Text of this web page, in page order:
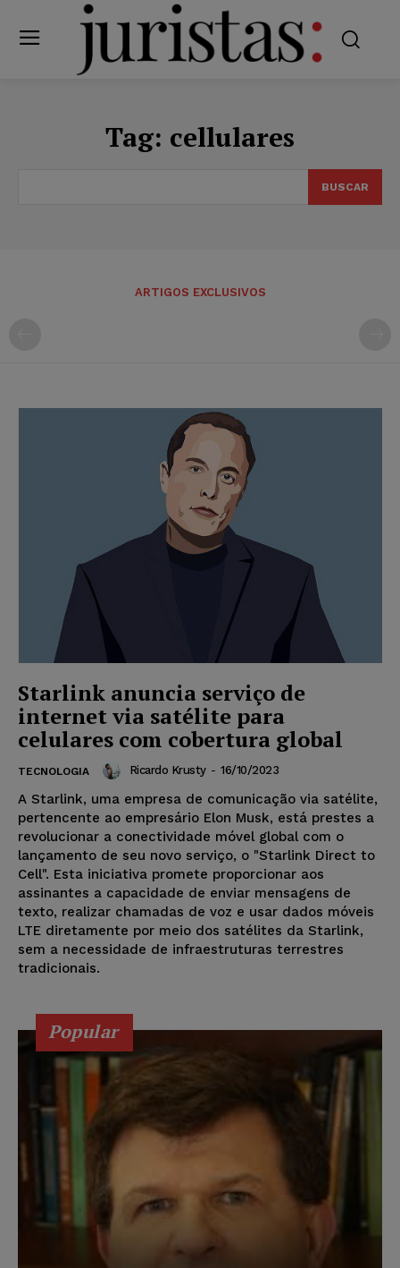
Tag: cellulares
BUSCAR
ARTIGOS EXCLUSIVOS
Starlink anuncia serviço de
internet via satélite para
celulares com cobertura global
TECNOLOGIA Ricardo Krusty - 16/10/2023
A Starlink, uma empresa de comunicação via satélite,
pertencente ao empresário Elon Musk, está prestes a
revolucionar a conectividade móvel global com o
lançamento de seu novo serviço, o "Starlink Direct to
Cell". Esta iniciativa promete proporcionar aos
assinantes a capacidade de enviar mensagens de
texto, realizar chamadas de voz e usar dados móveis
LTE diretamente por meio dos satélites da Starlink,
sem a necessidade de infraestruturas terrestres
tradicionais.
Popular